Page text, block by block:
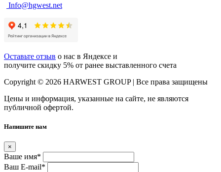
Info@hgwest.net
Оставьте отзыв о нас в Яндексе и
получите скидку 5% от ранее выставленного счета
Copyright © 2026 HARWEST GROUP | Все права защищены
Цены и информация, указанные на сайте, не являются
публичной офертой.
Напишите нам
×
Ваше имя*
Ваш E-mail*